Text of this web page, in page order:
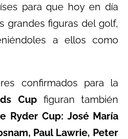
para que hoy en día
grandes figuras del golf,
a ellos como
confirmados para la
Cup figuran también
Ryder Cup: José María
Paul Lawrie, Peter